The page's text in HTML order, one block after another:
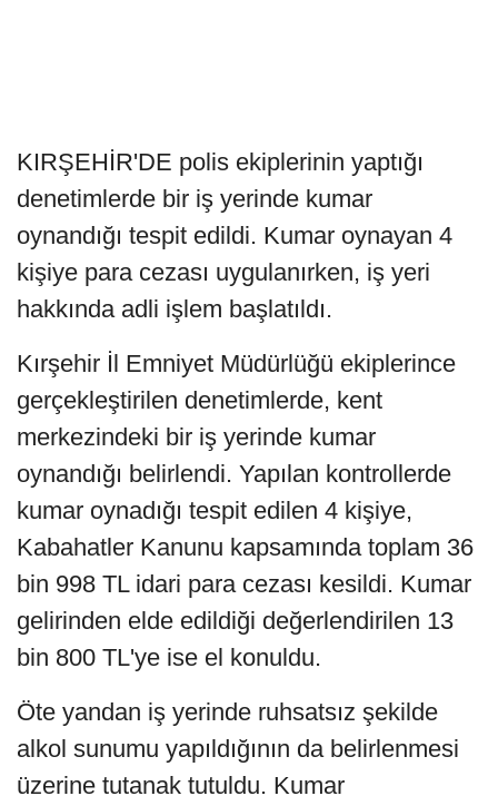
KIRŞEHİR'DE polis ekiplerinin yaptığı
denetimlerde bir iş yerinde kumar
oynandığı tespit edildi. Kumar oynayan 4
kişiye para cezası uygulanırken, iş yeri
hakkında adli işlem başlatıldı.
Kırşehir İl Emniyet Müdürlüğü ekiplerince
gerçekleştirilen denetimlerde, kent
merkezindeki bir iş yerinde kumar
oynandığı belirlendi. Yapılan kontrollerde
kumar oynadığı tespit edilen 4 kişiye,
Kabahatler Kanunu kapsamında toplam 36
bin 998 TL idari para cezası kesildi. Kumar
gelirinden elde edildiği değerlendirilen 13
bin 800 TL'ye ise el konuldu.
Öte yandan iş yerinde ruhsatsız şekilde
alkol sunumu yapıldığının da belirlenmesi
üzerine tutanak tutuldu. Kumar